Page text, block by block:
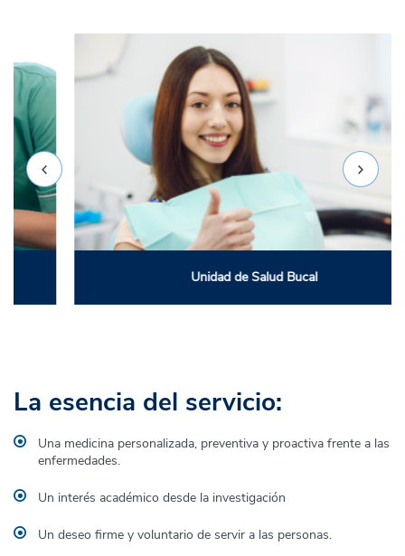
Unidad de Salud Bucal
La esencia del servicio:
Una medicina personalizada, preventiva y proactiva frente a las
enfermedades.
Un interés académico desde la investigación
Un deseo firme y voluntario de servir a las personas.